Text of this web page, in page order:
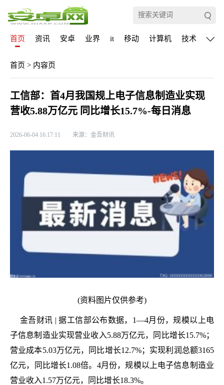
首页 资讯 安卓 业界 it 移动 计算机 技术 通信
首页 > 内容页
工信部：首4月我国规上电子信息制造业实现
营收5.88万亿元 同比增长15.7%-每日消息
2026-06-04 16:17:11 来源：金吾财讯
(资料图片仅供参考)
金吾财讯 | 据工信部公布数据，1—4月份，规模以上电
子信息制造业实现营业收入5.88万亿元，同比增长15.7%；
营业成本5.03万亿元，同比增长12.7%；实现利润总额3165
亿元，同比增长1.08倍。4月份，规模以上电子信息制造业
营业收入1.57万亿元，同比增长18.3%。